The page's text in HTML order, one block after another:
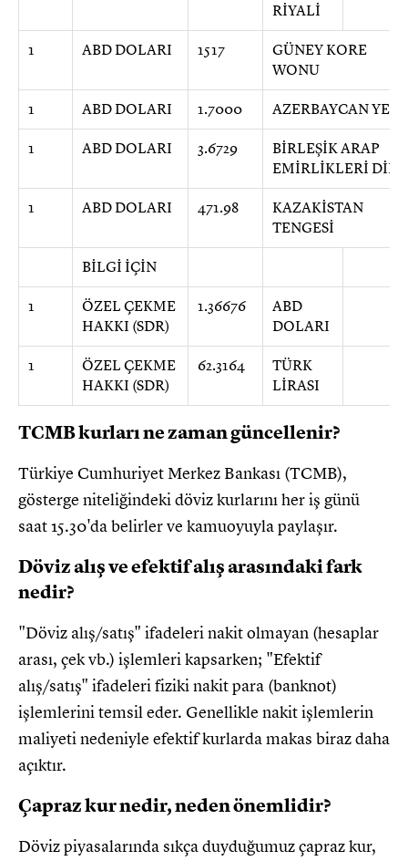
RİYALİ
1 ABD DOLARI 1517
GÜNEY KORE
WONU
1 ABD DOLARI 1.7000 AZERBAYCAN
1 ABD DOLARI 3.6729
BİRLEŞİK ARAP
EMİRLİKLERİ
1 ABD DOLARI 471.98
KAZAKİSTAN
TENGESİ
BİLGİ İÇİN
1
ÖZEL ÇEKME
HAKKI (SDR)
1.36676
ABD
DOLARI
1
ÖZEL ÇEKME
HAKKI (SDR)
62.3164
TÜRK
LİRASI
TCMB kurları ne zaman güncellenir?
Türkiye Cumhuriyet Merkez Bankası (TCMB),
gösterge niteliğindeki döviz kurlarını her iş günü
saat 15.30'da belirler ve kamuoyuyla paylaşır.
Döviz alış ve efektif alış arasındaki fark
nedir?
"Döviz alış/satış" ifadeleri nakit olmayan (hesaplar
arası, çek vb.) işlemleri kapsarken; "Efektif
alış/satış" ifadeleri fiziki nakit para (banknot)
işlemlerini temsil eder. Genellikle nakit işlemlerin
maliyeti nedeniyle efektif kurlarda makas biraz daha
açıktır.
Çapraz kur nedir, neden önemlidir?
Döviz piyasalarında sıkça duyduğumuz çapraz kur,